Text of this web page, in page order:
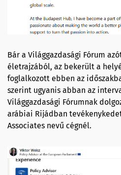
Bár a Világgazdasági Fórum
életrajzából, az bekerült a
foglalkozott ebben az
szerint ugyanis abban az
Világgazdasági Fórumnak
arábiai Rijádban
Associates nevű cégnél.